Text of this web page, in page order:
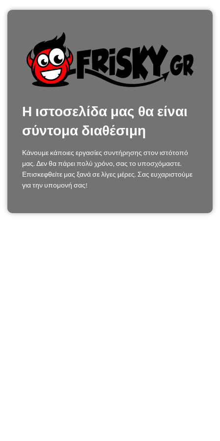
Η ιστοσελίδα μας θα είναι
σύντομα διαθέσιμη
Κάνουμε κάποιες εργασίες συντήρησης στον ιστότοπό
μας. Δεν θα πάρει πολύ χρόνο, σας το υποσχόμαστε.
Επισκεφθείτε μας ξανά σε λίγες μέρες. Σας ευχαριστούμε
για την υπομονή σας!